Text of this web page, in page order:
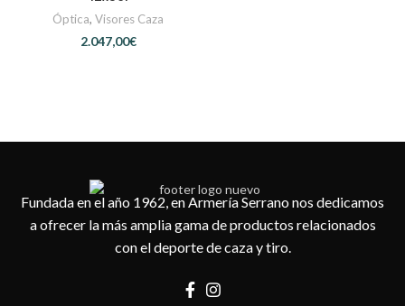
Óptica, Visores Caza
€
Fundada en el año 1962, en Armería Serrano nos dedicamos
a ofrecer la más amplia gama de productos relacionados
con el deporte de caza y tiro.